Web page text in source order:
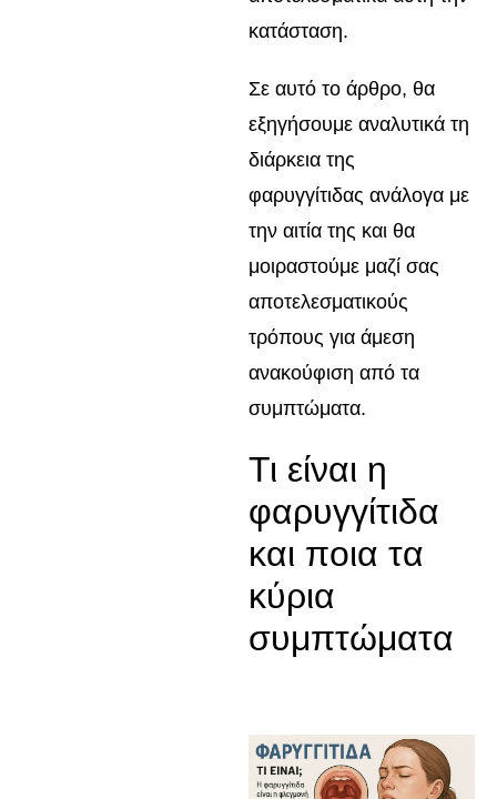
κατάσταση.
Σε αυτό το άρθρο, θα
εξηγήσουμε αναλυτικά τη
διάρκεια της
φαρυγγίτιδας ανάλογα με
την αιτία της και θα
μοιραστούμε μαζί σας
αποτελεσματικούς
τρόπους για άμεση
ανακούφιση από τα
συμπτώματα.
Τι είναι η
φαρυγγίτιδα
και ποια τα
κύρια
συμπτώματα